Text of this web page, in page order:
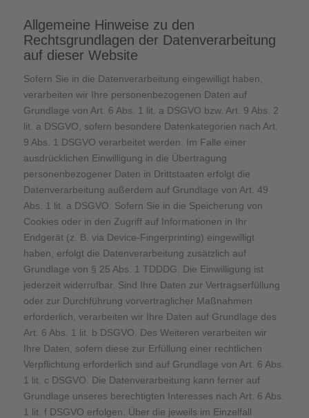
Allgemeine Hinweise zu den
Rechtsgrundlagen der Datenverarbeitung
auf dieser Website
Sofern Sie in die Datenverarbeitung eingewilligt haben,
verarbeiten wir Ihre personenbezogenen Daten auf
Grundlage von Art. 6 Abs. 1 lit. a DSGVO bzw. Art. 9 Abs. 2
lit. a DSGVO, sofern besondere Datenkategorien nach Art.
9 Abs. 1 DSGVO verarbeitet werden. Im Falle einer
ausdrücklichen Einwilligung in die Übertragung
personenbezogener Daten in Drittstaaten erfolgt die
Datenverarbeitung außerdem auf Grundlage von Art. 49
Abs. 1 lit. a DSGVO. Sofern Sie in die Speicherung von
Cookies oder in den Zugriff auf Informationen in Ihr
Endgerät (z. B. via Device-Fingerprinting) eingewilligt
haben, erfolgt die Datenverarbeitung zusätzlich auf
Grundlage von § 25 Abs. 1 TDDDG. Die Einwilligung ist
jederzeit widerrufbar. Sind Ihre Daten zur Vertragserfüllung
oder zur Durchführung vorvertraglicher Maßnahmen
erforderlich, verarbeiten wir Ihre Daten auf Grundlage des
Art. 6 Abs. 1 lit. b DSGVO. Des Weiteren verarbeiten wir
Ihre Daten, sofern diese zur Erfüllung einer rechtlichen
Verpflichtung erforderlich sind auf Grundlage von Art. 6 Abs.
1 lit. c DSGVO. Die Datenverarbeitung kann ferner auf
Grundlage unseres berechtigten Interesses nach Art. 6 Abs.
1 lit. f DSGVO erfolgen. Über die jeweils im Einzelfall